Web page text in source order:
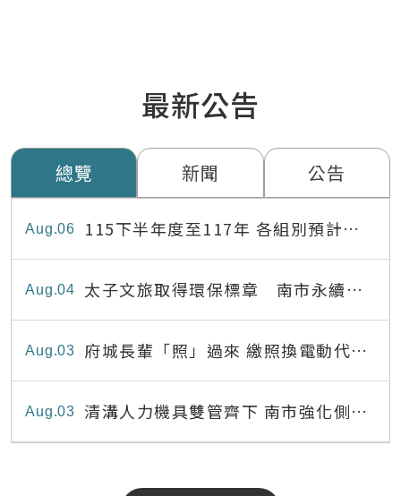
最新公告
總覽 新聞 公告
06
Aug
115下半年度至117年 各組別預計出
缺員額表
04
Aug
太子文旅取得環保標章 南市永續旅
宿達22家
03
Aug
府城長輩「照」過來 繳照換電動代步
最高補助8,000元
03
Aug
清溝人力機具雙管齊下 南市強化側溝
清疏效能